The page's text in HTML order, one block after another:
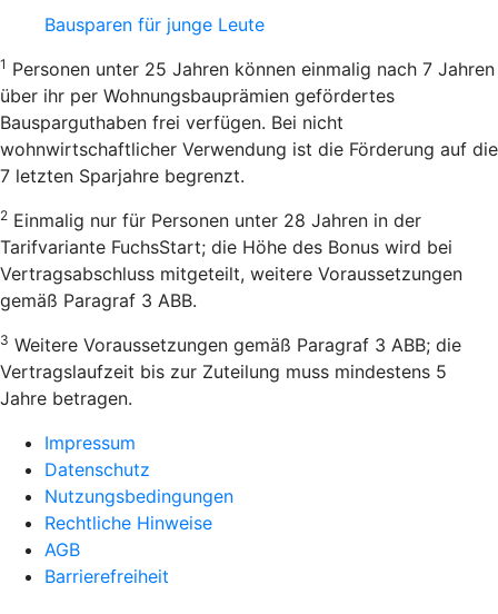
Bausparen für junge Leute
1 Personen unter 25 Jahren können einmalig nach 7 Jahren
über ihr per Wohnungsbauprämien gefördertes
Bausparguthaben frei verfügen. Bei nicht
wohnwirtschaftlicher Verwendung ist die Förderung auf die
7 letzten Sparjahre begrenzt.
2 Einmalig nur für Personen unter 28 Jahren in der
Tarifvariante FuchsStart; die Höhe des Bonus wird bei
Vertragsabschluss mitgeteilt, weitere Voraussetzungen
gemäß Paragraf 3 ABB.
3 Weitere Voraussetzungen gemäß Paragraf 3 ABB; die
Vertragslaufzeit bis zur Zuteilung muss mindestens 5
Jahre betragen.
Impressum
Datenschutz
Nutzungsbedingungen
Rechtliche Hinweise
AGB
Barrierefreiheit